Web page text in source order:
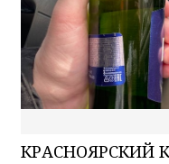
КРАСНОЯРСКИЙ